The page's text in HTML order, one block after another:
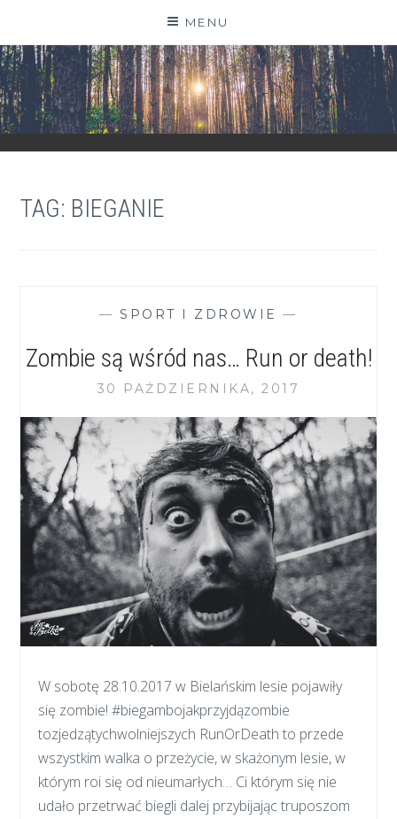
content
MENU
ZGRANESTADO.PL
FOTOGRAFICZNE ZAPISKI DNIA CODZIENNEGO
TAG: BIEGANIE
—SPORT I ZDROWIE —
Zombie są wśród nas… Run or death!
30 PAŹDZIERNIKA, 2017
W sobotę 28.10.2017 w Bielańskim lesie pojawiły
się zombie! #biegambojakprzyjdązombie
tozjedzątychwolniejszych RunOrDeath to przede
wszystkim walka o przeżycie, w skażonym lesie, w
którym roi się od nieumarłych… Ci którym się nie
udało przetrwać biegli dalej przybijając truposzom